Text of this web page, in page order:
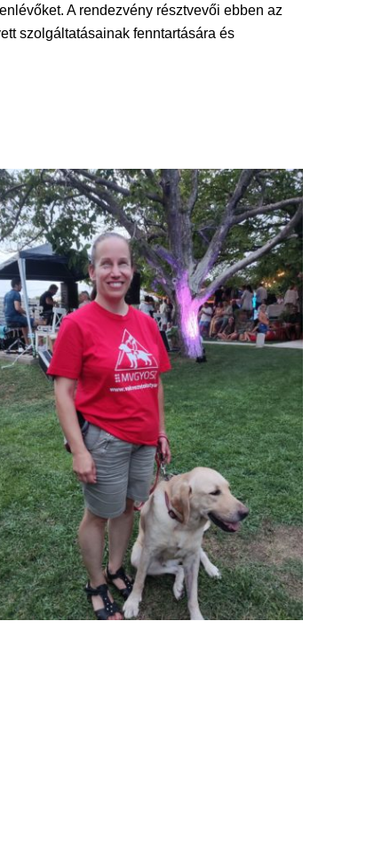
A rendezvény résztvevői ebben az
szolgáltatásainak fenntartására és